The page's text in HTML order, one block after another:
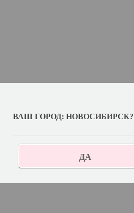
ВАШ ГОРОД: НОВОСИБИРСК?
ДА